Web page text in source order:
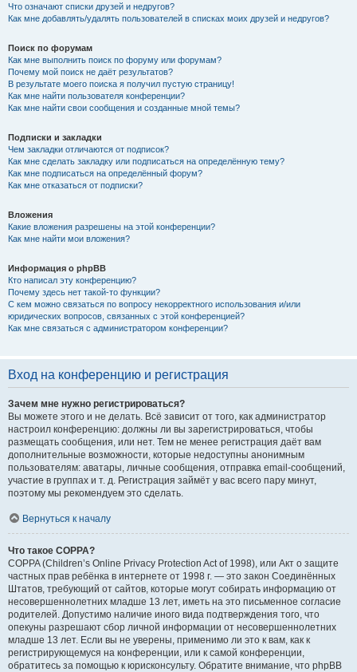
Что означают списки друзей и недругов?
Как мне добавлять/удалять пользователей в списках моих друзей и недругов?
Поиск по форумам
Как мне выполнить поиск по форуму или форумам?
Почему мой поиск не даёт результатов?
В результате моего поиска я получил пустую страницу!
Как мне найти пользователя конференции?
Как мне найти свои сообщения и созданные мной темы?
Подписки и закладки
Чем закладки отличаются от подписок?
Как мне сделать закладку или подписаться на определённую тему?
Как мне подписаться на определённый форум?
Как мне отказаться от подписки?
Вложения
Какие вложения разрешены на этой конференции?
Как мне найти мои вложения?
Информация о phpBB
Кто написал эту конференцию?
Почему здесь нет такой-то функции?
С кем можно связаться по вопросу некорректного использования и/или
юридических вопросов, связанных с этой конференцией?
Как мне связаться с администратором конференции?
Вход на конференцию и регистрация
Зачем мне нужно регистрироваться?
Вы можете этого и не делать. Всё зависит от того, как администратор
настроил конференцию: должны ли вы зарегистрироваться, чтобы
размещать сообщения, или нет. Тем не менее регистрация даёт вам
дополнительные возможности, которые недоступны анонимным
пользователям: аватары, личные сообщения, отправка email-сообщений,
участие в группах и т. д. Регистрация займёт у вас всего пару минут,
поэтому мы рекомендуем это сделать.
Вернуться к началу
Что такое COPPA?
COPPA (Children’s Online Privacy Protection Act of 1998), или Акт о защите
частных прав ребёнка в интернете от 1998 г. — это закон Соединённых
Штатов, требующий от сайтов, которые могут собирать информацию от
несовершеннолетних младше 13 лет, иметь на это письменное согласие
родителей. Допустимо наличие иного вида подтверждения того, что
опекуны разрешают сбор личной информации от несовершеннолетних
младше 13 лет. Если вы не уверены, применимо ли это к вам, как к
регистрирующемуся на конференции, или к самой конференции,
обратитесь за помощью к юрисконсульту. Обратите внимание, что phpBB